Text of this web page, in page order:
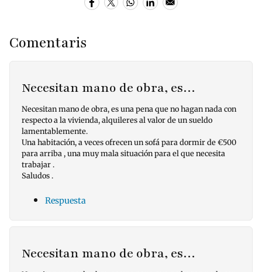
Comentaris
Necesitan mano de obra, es…
Necesitan mano de obra, es una pena que no hagan nada con
respecto a la vivienda, alquileres al valor de un sueldo
lamentablemente.
Una habitación, a veces ofrecen un sofá para dormir de €500
para arriba , una muy mala situación para el que necesita
trabajar .
Saludos .
Respuesta
Necesitan mano de obra, es…